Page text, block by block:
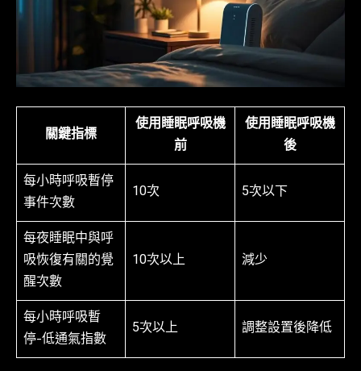
關鍵指標
使用睡眠呼吸機
前
使用睡眠呼吸機
後
每小時呼吸暫停
事件次數
10次 5次以下
每夜睡眠中與呼
吸恢復有關的覺
醒次數
10次以上 減少
每小時呼吸暫
停-低通氣指數
5次以上 調整設置後降低